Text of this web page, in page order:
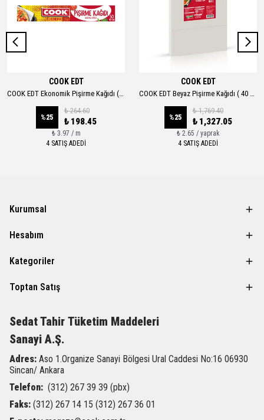
COOK EDT
COOK EDT Ekonomik Pişirme Kağıdı ( 37 CM. X 50 MT.)
%25
₺ 264.60
₺ 198.45
₺ 3.97 / m
4 SATIŞ ADEDİ
COOK EDT
COOK EDT Beyaz Pişirme Kağıdı ( 40 CM. X 60 CM. ) 500 Yaprak
%25
₺ 1,769.40
₺ 1,327.05
₺ 2.65 / yaprak
4 SATIŞ ADEDİ
Kurumsal
Hesabım
Kategoriler
Toptan Satış
Sedat Tahir Tüketim Maddeleri
Sanayi A.Ş.
Adres: Aso 1.Organize Sanayi Bölgesi Ural Caddesi No:16 06930
Sincan/ Ankara
Telefon: (312) 267 39 39 (pbx)
Faks: (312) 267 14 15 (312) 267 36 01